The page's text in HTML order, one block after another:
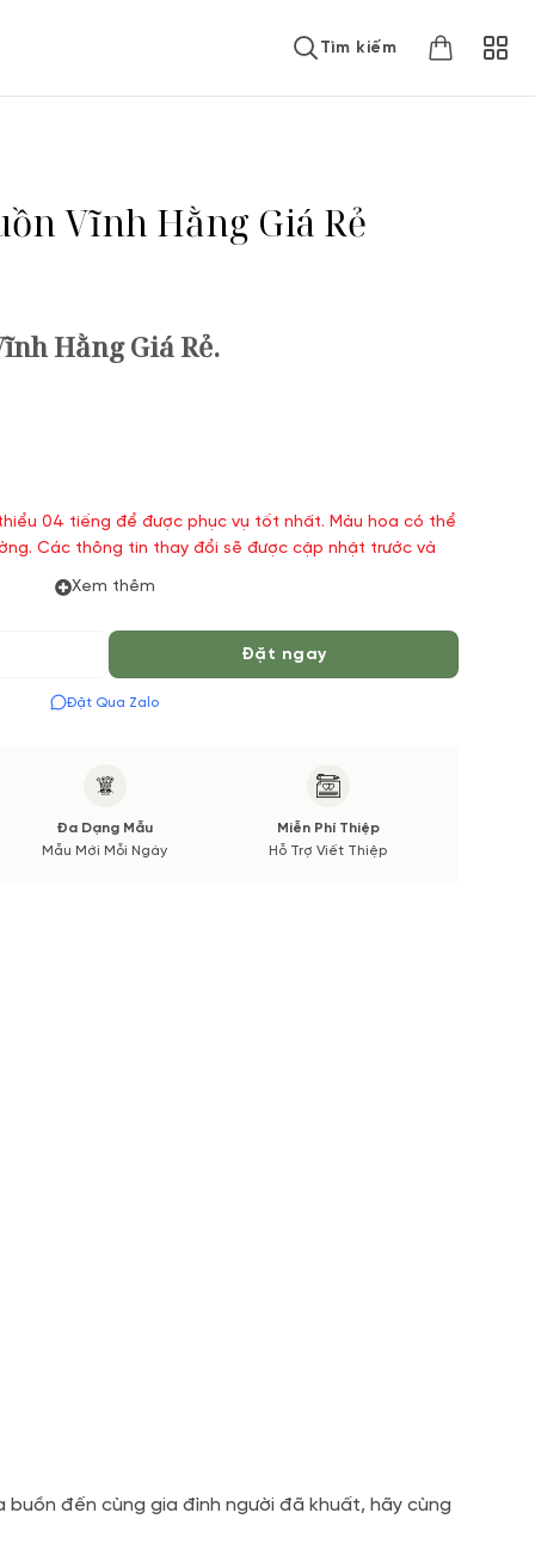
Tìm kiếm
Vĩnh Hằng Giá Rẻ
Hằng Giá Rẻ.
04 tiếng để được phục vụ tốt nhất. Màu hoa có thể
Các thông tin thay đổi sẽ được cập nhật trước và
Xem thêm
Đặt ngay
Đặt Qua Zalo
Đa Dạng Mẫu
Mẫu Mới Mỗi Ngày
Miễn Phí Thiệp
Hỗ Trợ Viết Thiệp
buồn đến cùng gia đình người đã khuất, hãy cùng